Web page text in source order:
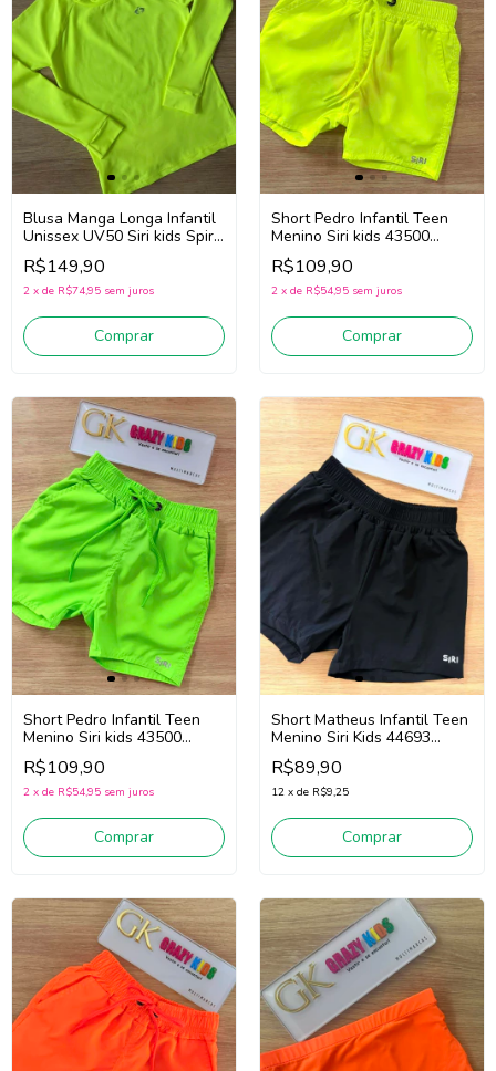
Blusa Manga Longa Infantil
Unissex UV50 Siri kids Spirit
40250 (Verde Neon)
R$149,90
2 x de R$74,95 sem juros
Comprar
Short Pedro Infantil Teen
Menino Siri kids 43500
(Amarelo Fluor)
R$109,90
2 x de R$54,95 sem juros
Comprar
Short Pedro Infantil Teen
Menino Siri kids 43500
(Verde Fluor)
R$109,90
2 x de R$54,95 sem juros
Comprar
Short Matheus Infantil Teen
Menino Siri Kids 44693
(Preto)
R$89,90
12 x de R$9,25
Comprar